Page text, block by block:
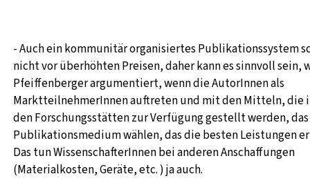
- Auch ein kommunitär organisiertes Publikationssystem
nicht vor überhöhten Preisen, daher kann es sinnvoll sein,
Pfeiffenberger argumentiert, wenn die AutorInnen als
MarktteilnehmerInnen auftreten und mit den Mitteln, die
den Forschungsstätten zur Verfügung gestellt werden, das
Publikationsmedium wählen, das die besten Leistungen
Das tun WissenschafterInnen bei anderen Anschaffungen
(Materialkosten, Geräte, etc. ) ja auch.